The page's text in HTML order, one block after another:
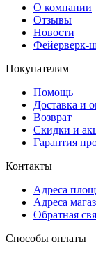
О компании
Отзывы
Новости
Фейерверк-
Покупателям
Помощь
Доставка и
Возврат
Скидки и
Гарантия
Контакты
Адреса
Адреса
Обратная
Способы оплаты